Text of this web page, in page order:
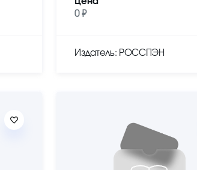
0 ₽
Издатель: РОССПЭН